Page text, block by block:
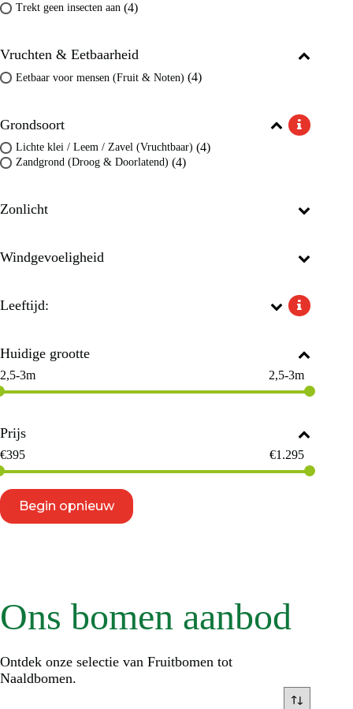
Ons bomen aanbod
Ontdek onze selectie van Fruitbomen tot
Naaldbomen.
Trekt geen insecten aan (4)
Vruchten & Eetbaarheid
Eetbaar voor mensen (Fruit & Noten) (4)
Grondsoort
Lichte klei / Leem / Zavel (Vruchtbaar) (4)
Zandgrond (Droog & Doorlatend) (4)
Zonlicht
Windgevoeligheid
Leeftijd:
Huidige grootte
2,5-3m 2,5-3m
Prijs
€395 €1.295
Begin opnieuw